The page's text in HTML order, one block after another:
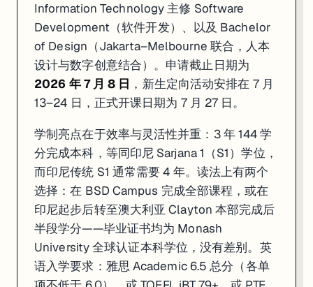
Information Technology 主修 Software
Development（软件开发）、以及 Bachelor
of Design（Jakarta–Melbourne 联合，人本
设计与数字创意结合）。申请截止日期为
2026 年 7 月 8 日 ，新生定向活动安排在 7 月
13–24 日，正式开课日期为 7 月 27 日。
学制亮点在于效率与灵活性并重：3 年 144 学
分完成本科，等同印尼 Sarjana 1（S1）学位，
而印尼传统 S1 通常需要 4 年。读法上有两个
选择：在 BSD Campus 完成全部课程，或在
印尼起步后转至澳大利亚 Clayton 本部完成后
半段学分——毕业证书均为 Monash
University 全球认证本科学位，没有差别。英
语入学要求：雅思 Academic 6.5 总分（各单